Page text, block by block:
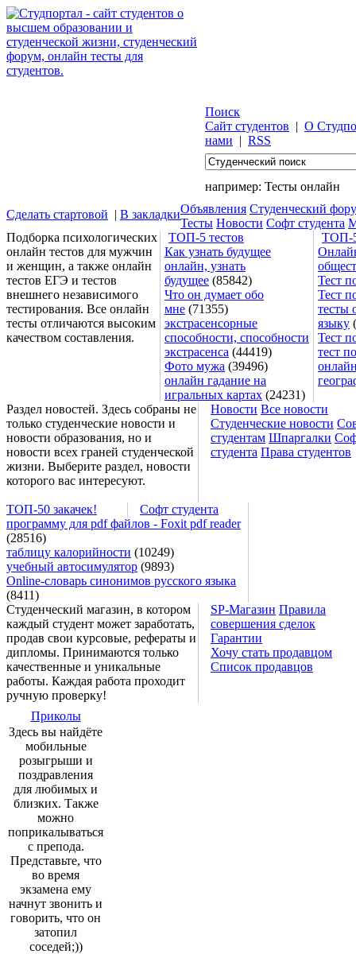
Поиск
Сайт студентов | О
нами | RSS
например: Тесты онлайн
Сделать стартовой | В закладкиОбъявления Студенческий
Тесты Новости Софт студента
Подборка психологических
онлайн тестов для мужчин
и женщин, а также онлайн
тестов ЕГЭ и тестов
внешнего независимого
тестирования. Все онлайн
тесты отличаются высоким
качеством составления.
ТОП-5 тестов
ТОП-
Как узнать будущее
онлайн, узнать
будущее (85842)
Что он думает обо
мне (71355)
экстрасенсорные
способности, способности
экстрасенса (44419)
Фото мужа (39496)
онлайн гадание на
игральных картах (24231)
Тест
Тест
тесты
языку
Тест
тест
Раздел новостей. Здесь собраны не
только студенческие новости и
новости образования, но и
новости всех граней студенческой
жизни. Выберите раздел, новости
которого вас интересуют.
Новости Все новости
Студенческие новости
студентам Шпаргалки
студента Права студентов
ТОП-50 закачек!
Софт студента
программу для pdf файлов - Foxit pdf reader
(28516)
таблицу калорийности (10249)
учебный автосимулятор (9893)
Online-словарь синонимов русского языка
(8411)
Студенческий магазин, в котором
каждый студент может заработать,
продав свои курсовые, рефераты и
дипломы. Принимаются только
качественные и уникальные
работы. Каждая работа проходит
ручную проверку!
SP-Магазин Правила
совершения сделок
Гарантии
Хочу стать продавцом
Список продавцов
Приколы
Здесь вы найдёте
мобильные
розыгрыши и
поздравления
для любимых и
близких. Также
можно
поприкалываться
с препода.
Представьте, что
во время
экзамена ему
начнут звонить и
говорить, что он
затопил
соседей;))